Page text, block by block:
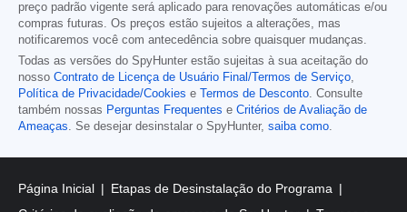
preço padrão vigente será aplicado para renovações automáticas e/ou
compras futuras. Os preços estão sujeitos a alterações, mas
notificaremos você com antecedência sobre quaisquer mudanças.
Todas as versões do SpyHunter estão sujeitas à sua aceitação do
nosso Contrato de Licença de Usuário Final/Termos de Serviço,
Política de Privacidade/Cookies e Termos de Desconto. Consulte
também nossas Perguntas Frequentes e Critérios de Avaliação de
Ameaças. Se desejar desinstalar o SpyHunter, saiba como.
Página Inicial
Etapas de Desinstalação do Programa